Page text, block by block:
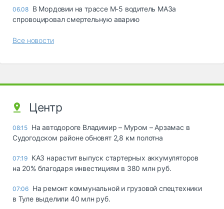
06.08 В Мордовии на трассе М-5 водитель МАЗа
спровоцировал смертельную аварию
Все новости
Центр
08:15 На автодороге Владимир – Муром – Арзамас в
Судогодском районе обновят 2,8 км полотна
07:19 КАЗ нарастит выпуск стартерных аккумуляторов
на 20% благодаря инвестициям в 380 млн руб.
07:06 На ремонт коммунальной и грузовой спецтехники
в Туле выделили 40 млн руб.